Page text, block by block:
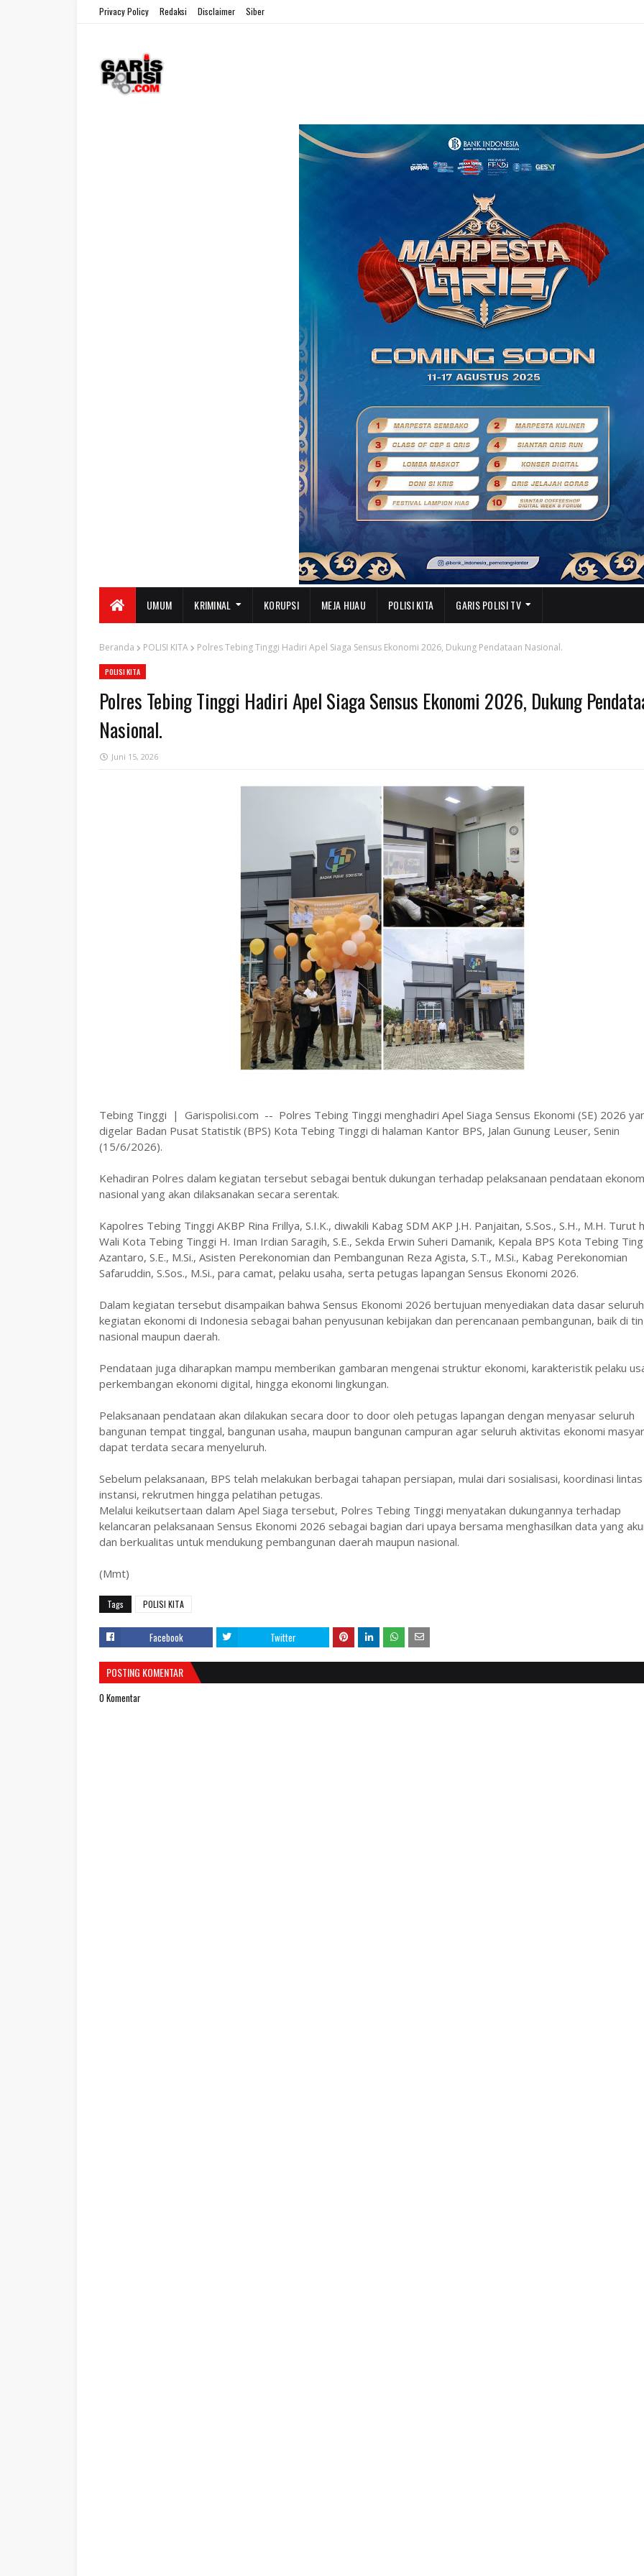
Privacy Policy Redaksi Disclaimer Siber
UMUM KRIMINAL KORUPSI MEJA HIJAU POLISI KITA GARIS POLISI TV
Beranda POLISI KITA Polres Tebing Tinggi Hadiri Apel Siaga Sensus Ekonomi 2026, Dukung Pendataan Nasional.
POLISI KITA
Polres Tebing Tinggi Hadiri Apel Siaga Sensus Ekonomi 2026, Dukung
Nasional.
Juni 15, 2026
Tebing Tinggi | Garispolisi.com -- Polres Tebing Tinggi menghadiri Apel Siaga Sensus Ekonomi (SE) 2026
digelar Badan Pusat Statistik (BPS) Kota Tebing Tinggi di halaman Kantor BPS, Jalan Gunung Leuser, Senin
(15/6/2026).
Kehadiran Polres dalam kegiatan tersebut sebagai bentuk dukungan terhadap pelaksanaan pendataan
nasional yang akan dilaksanakan secara serentak.
Kapolres Tebing Tinggi AKBP Rina Frillya, S.I.K., diwakili Kabag SDM AKP J.H. Panjaitan, S.Sos., S.H., M.H. Turut
Wali Kota Tebing Tinggi H. Iman Irdian Saragih, S.E., Sekda Erwin Suheri Damanik, Kepala BPS Kota Tebing
Azantaro, S.E., M.Si., Asisten Perekonomian dan Pembangunan Reza Agista, S.T., M.Si., Kabag Perekonomian
Safaruddin, S.Sos., M.Si., para camat, pelaku usaha, serta petugas lapangan Sensus Ekonomi 2026.
Dalam kegiatan tersebut disampaikan bahwa Sensus Ekonomi 2026 bertujuan menyediakan data dasar seluruh
kegiatan ekonomi di Indonesia sebagai bahan penyusunan kebijakan dan perencanaan pembangunan, baik di
nasional maupun daerah.
Pendataan juga diharapkan mampu memberikan gambaran mengenai struktur ekonomi, karakteristik pelaku
perkembangan ekonomi digital, hingga ekonomi lingkungan.
Pelaksanaan pendataan akan dilakukan secara door to door oleh petugas lapangan dengan menyasar seluruh
bangunan tempat tinggal, bangunan usaha, maupun bangunan campuran agar seluruh aktivitas ekonomi
dapat terdata secara menyeluruh.
Sebelum pelaksanaan, BPS telah melakukan berbagai tahapan persiapan, mulai dari sosialisasi, koordinasi lintas
instansi, rekrutmen hingga pelatihan petugas.
Melalui keikutsertaan dalam Apel Siaga tersebut, Polres Tebing Tinggi menyatakan dukungannya terhadap
kelancaran pelaksanaan Sensus Ekonomi 2026 sebagai bagian dari upaya bersama menghasilkan data yang
dan berkualitas untuk mendukung pembangunan daerah maupun nasional.
(Mmt)
Tags POLISI KITA
Facebook Twitter
POSTING KOMENTAR
0 Komentar